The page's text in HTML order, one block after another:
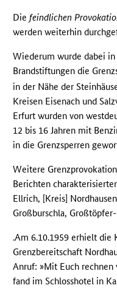
Diefeindlichen
werden weiterhin
Wiederum wurde dabei
Brandstiftungen die
in der Nähe der
Kreisen Eisenach und
Erfurt wurden von
12 bis 16 Jahren mit
in die Grenzsperren
Weitere
Berichten
Ellrich, [Kreis]
Großburschla,
.Am 6.10.1959 erhielt die
Grenzbereitschaft
Anruf: »Mit Euch rechnen
fand im Schlosshotel in